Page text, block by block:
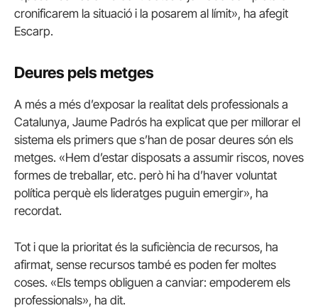
cronificarem la situació i la posarem al límit», ha afegit
Escarp.
Deures pels metges
A més a més d’exposar la realitat dels professionals a
Catalunya, Jaume Padrós ha explicat que per millorar el
sistema els primers que s’han de posar deures són els
metges. «Hem d’estar disposats a assumir riscos, noves
formes de treballar, etc. però hi ha d’haver voluntat
política perquè els lideratges puguin emergir», ha
recordat.
Tot i que la prioritat és la suficiència de recursos, ha
afirmat, sense recursos també es poden fer moltes
coses. «Els temps obliguen a canviar: empoderem els
professionals», ha dit.